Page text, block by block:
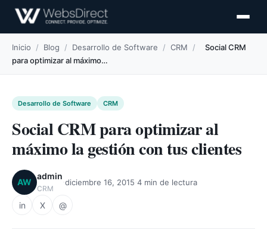
Inicio / Blog / Desarrollo de Software / CRM /
Social CRM
para optimizar al máximo…
Desarrollo de Software CRM
Social CRM para optimizar al
máximo la gestión con tus clientes
AW
admin
CRM
diciembre 16, 2015 4 min de lectura
in X @